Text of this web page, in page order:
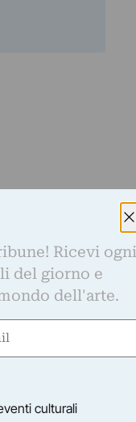
per
Ricevi ogni
del giorno e
dell'arte.
culturali